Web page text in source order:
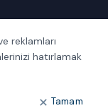
reklamları
hatırlamak
Tamam